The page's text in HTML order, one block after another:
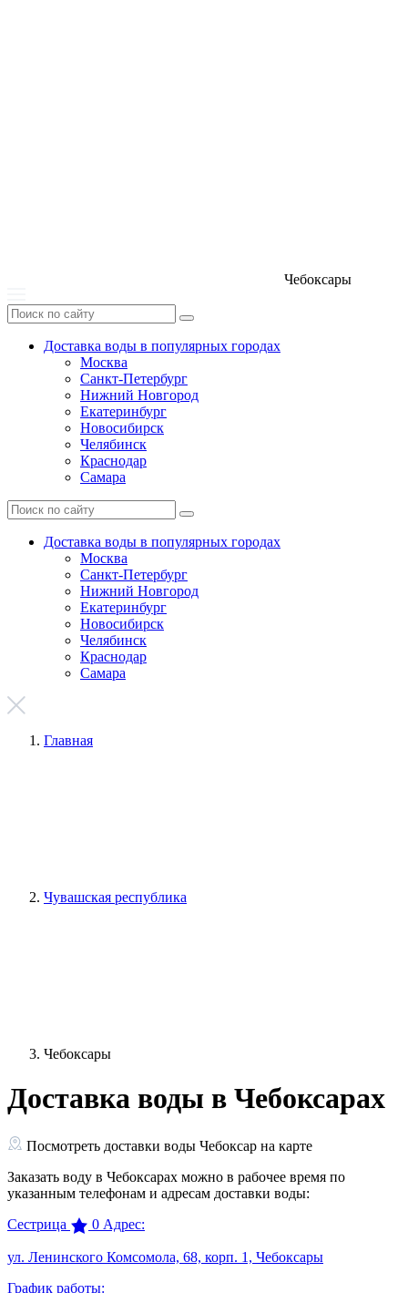
Чебоксары
Доставка воды в популярных городах
Москва
Санкт-Петербург
Нижний Новгород
Екатеринбург
Новосибирск
Челябинск
Краснодар
Самара
Доставка воды в популярных городах
Москва
Санкт-Петербург
Нижний Новгород
Екатеринбург
Новосибирск
Челябинск
Краснодар
Самара
Главная
Чувашская республика
Чебоксары
Доставка воды в Чебоксарах
Посмотреть доставки воды Чебоксар на карте
Заказать воду в Чебоксарах можно в рабочее время по
указанным телефонам и адресам доставки воды:
Сестрица
0 Адрес:
ул. Ленинского Комсомола, 68, корп. 1, Чебоксары
График работы: